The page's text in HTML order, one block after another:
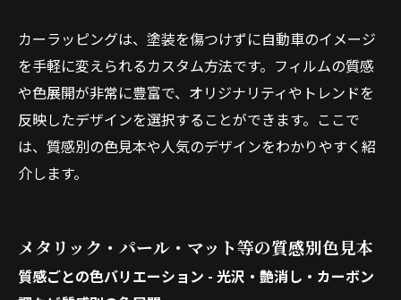
カーラッピングは、塗装を傷つけずに自動車のイメージ
を手軽に変えられるカスタム方法です。フィルムの質感
や色展開が非常に豊富で、オリジナリティやトレンドを
反映したデザインを選択することができます。ここで
は、質感別の色見本や人気のデザインをわかりやすく紹
介します。
メタリック・パール・マット等の質感別色見本
質感ごとの色バリエーション - 光沢・艶消し・カーボン